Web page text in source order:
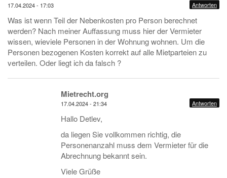
17.04.2024 - 17:03 Antworten
Was ist wenn Teil der Nebenkosten pro Person berechnet
werden? Nach meiner Auffassung muss hier der Vermieter
wissen, wieviele Personen in der Wohnung wohnen. Um die
Personen bezogenen Kosten korrekt auf alle Mietparteien zu
verteilen. Oder liegt ich da falsch ?
Mietrecht.org
17.04.2024 - 21:34 Antworten
Hallo Detlev,
da liegen Sie vollkommen richtig, die
Personenanzahl muss dem Vermieter für die
Abrechnung bekannt sein.
Viele Grüße